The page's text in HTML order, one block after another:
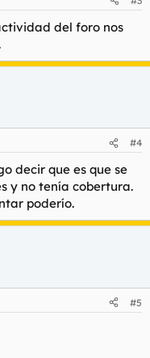
del foro nos
#4
decir que es que se
y no tenía cobertura.
poderío.
#5